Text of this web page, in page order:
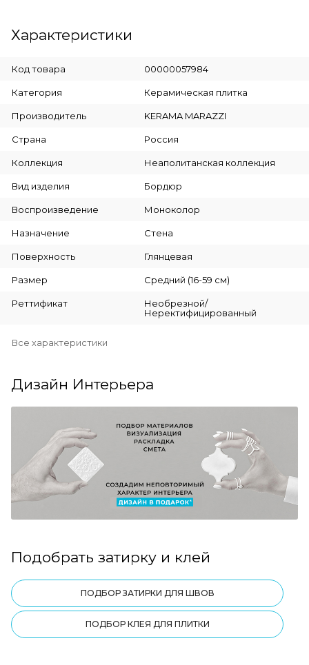
Характеристики
Код товара 00000057984
Категория Керамическая плитка
Производитель KERAMA MARAZZI
Страна Россия
Коллекция Неаполитанская коллекция
Вид изделия Бордюр
Воспроизведение Моноколор
Назначение Стена
Поверхность Глянцевая
Размер Средний (16-59 см)
Реттификат
Необрезной/
Неректифицированный
Все характеристики
Дизайн Интерьера
Подобрать затирку и клей
ПОДБОР ЗАТИРКИ ДЛЯ ШВОВ
ПОДБОР КЛЕЯ ДЛЯ ПЛИТКИ